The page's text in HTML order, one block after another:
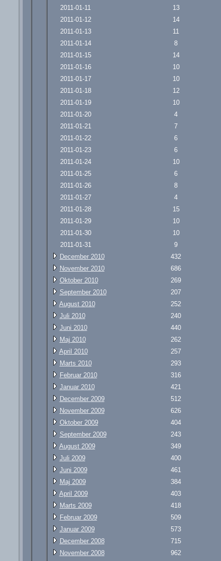
2011-01-11
13
2011-01-12
14
2011-01-13
11
2011-01-14
8
2011-01-15
14
2011-01-16
10
2011-01-17
10
2011-01-18
12
2011-01-19
10
2011-01-20
4
2011-01-21
7
2011-01-22
6
2011-01-23
6
2011-01-24
10
2011-01-25
6
2011-01-26
8
2011-01-27
4
2011-01-28
15
2011-01-29
10
2011-01-30
10
2011-01-31
9
December 2010
432
November 2010
686
Oktober 2010
269
September 2010
207
August 2010
252
Juli 2010
240
Juni 2010
440
Maj 2010
262
April 2010
257
Marts 2010
293
Februar 2010
316
Januar 2010
421
December 2009
512
November 2009
626
Oktober 2009
404
September 2009
243
August 2009
349
Juli 2009
400
Juni 2009
461
Maj 2009
384
April 2009
403
Marts 2009
418
Februar 2009
509
Januar 2009
573
December 2008
715
November 2008
962